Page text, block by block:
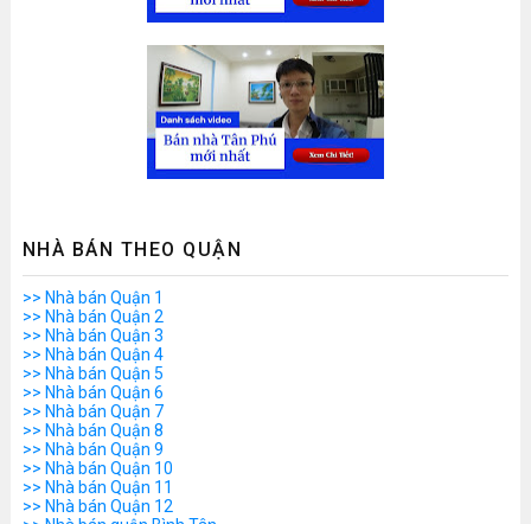
NHÀ BÁN THEO QUẬN
>> Nhà bán Quận 1
>> Nhà bán Quận 2
>> Nhà bán Quận 3
>> Nhà bán Quận 4
>> Nhà bán Quận 5
>> Nhà bán Quận 6
>> Nhà bán Quận 7
>> Nhà bán Quận 8
>> Nhà bán Quận 9
>> Nhà bán Quận 10
>> Nhà bán Quận 11
>> Nhà bán Quận 12